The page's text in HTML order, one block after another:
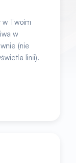
w Twoim
w
(nie
linii).